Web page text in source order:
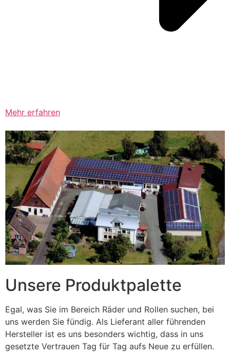
Mehr erfahren
Unsere Produktpalette
Egal, was Sie im Bereich Räder und Rollen suchen, bei
uns werden Sie fündig. Als Lieferant aller führenden
Hersteller ist es uns besonders wichtig, dass in uns
gesetzte Vertrauen Tag für Tag aufs Neue zu erfüllen.